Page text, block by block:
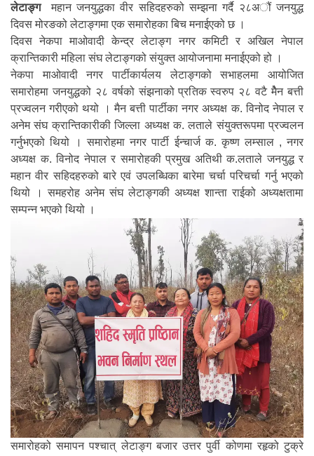
लेटाङ्गमहान जनयुद्धका वीर सहिदहरुको सम्झना गर्दै २८अौं जनयुद्ध
दिवस मोरङको लेटाङ्गमा एक समारोहका बिच मनाईएको छ ।
दिवस नेकपा माओवादी केन्द्र लेटाङ्ग नगर कमिटी र अखिल नेपाल
क्रान्तिकारी महिला संघ लेटाङ्गको संयुक्त आयोजनामा मनाईएको हो ।
नेकपा माओवादी नगर पार्टीकार्यलय लेटाङ्गको सभाहलमा आयोजित
समारोहमा जनयुद्धको २८ वर्षको संझनाको प्रतिक स्वरुप २८ वटै मेैन बत्ती
प्रज्वलन गरीएको थयो । मैन बत्ती पार्टीका नगर अध्यक्ष क. विनोद नेपाल र
अनेम संघ क्रान्तिकारीकी जिल्ला अध्यक्ष क. लताले संयुक्तरूपमा प्रज्वलन
गर्नुभएको थियो । समारोहमा नगर पार्टी ईन्चार्ज क. कृष्ण लम्साल , नगर
अध्यक्ष क. विनोद नेपाल र समारोहकी प्रमुख अतिथी क.लताले जनयुद्ध र
महान वीर सहिदहरुको बारे एवं उपलब्धिका बारेमा चर्चा परिचर्चा गर्नु भएको
थियो । समहरोह अनेम संघ लेटाङ्गकी अध्यक्ष शान्ता राईको अध्यक्षतामा
सम्पन्न भएको थियो ।
समारोहको समापन पश्चात् लेटाङ्ग बजार उत्तर पुर्वी कोणमा रहृको टुक्रे